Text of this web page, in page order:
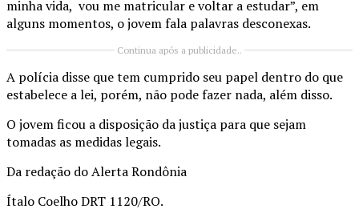
minha vida, vou me matricular e voltar a estudar”, em
alguns momentos, o jovem fala palavras desconexas.
Continua após a publicidade..
A polícia disse que tem cumprido seu papel dentro do que
estabelece a lei, porém, não pode fazer nada, além disso.
O jovem ficou a disposição da justiça para que sejam
tomadas as medidas legais.
Da redação do Alerta Rondônia
Ítalo Coelho DRT 1120/RO.